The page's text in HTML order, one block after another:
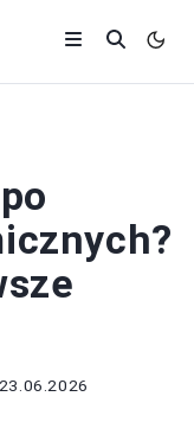
23.06.2026